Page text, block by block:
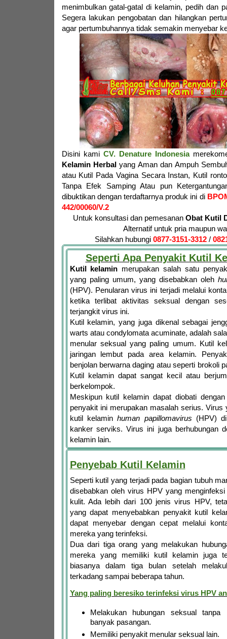
menimbulkan gatal-gatal di kelamin, pedih dan
Segera lakukan pengobatan dan hilangkan
agar pertumbuhannya tidak semakin menyebar
Disini kami CV. Denature Indonesia
Kelamin Herbalyang Aman dan Ampuh
atau Kutil Pada Vagina Secara Instan, Kutil
Tanpa Efek Samping Atau pun
dibuktikan dengan terdaftarnya produk ini di
442/00060/V.2
Untuk konsultasi dan pemesanan Obat Kutil
Alternatif untuk pria maupun
Silahkan hubungi 0877-3151-3312 /
Seperti Apa Penyakit Kutil
Kutil kelamin merupakan salah satu
yang paling umum, yang disebabkan oleh
(HPV). Penularan virus ini terjadi melalui
ketika terlibat aktivitas seksual dengan
terjangkit virus ini.
Kutil kelamin, yang juga dikenal sebagai
warts atau condylomata acuminate, adalah
menular seksual yang paling umum. Kutil
jaringan lembut pada area kelamin.
benjolan berwarna daging atau seperti brokoli
Kutil kelamin dapat sangat kecil atau
berkelompok.
Meskipun kutil kelamin dapat diobati
penyakit ini merupakan masalah serius. Virus
kutil kelaminhuman papillomavirus (HPV)
kanker serviks. Virus ini juga berhubungan
kelamin lain.
Penyebab Kutil Kelamin
Seperti kutil yang terjadi pada bagian tubuh
disebabkan oleh virus HPV yang
kulit. Ada lebih dari 100 jenis virus HPV,
yang dapat menyebabkan penyakit kutil
dapat menyebar dengan cepat melalui
mereka yang terinfeksi.
Dua dari tiga orang yang melakukan
mereka yang memiliki kutil kelamin juga
biasanya dalam tiga bulan setelah
terkadang sampai beberapa tahun.
Yang paling beresiko terinfeksi virus HPV
Melakukan hubungan seksual tanpa
banyak pasangan.
Memiliki penyakit menular seksual lain.